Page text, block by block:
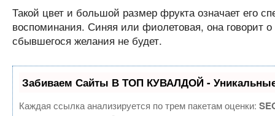
Такой цвет и большой размер фрукта означает его
воспоминания. Синяя или фиолетовая, она говорит
сбывшегося желания не будет.
Забиваем Сайты В ТОП КУВАЛДОЙ - Уникальные
Каждая ссылка анализируется по трем пакетам оценки: